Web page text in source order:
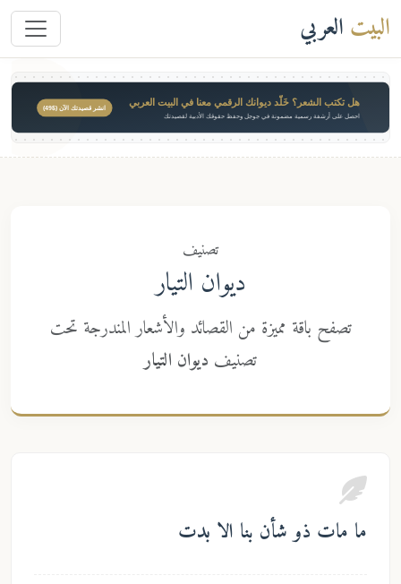
البيت العربي
هل تكتب الشعر؟ خَلّد ديوانك الرقمي معنا في البيت العربي
احصل على أرشفة رسمية مضمونة في جوجل وحفظ حقوقك الأدبية لقصيدتك
انشر قصيدتك الآن ($49)
تصنيف
ديوان التيار
تصفح باقة مميزة من القصائد والأشعار المندرجة تحت
تصنيف ديوان التيار
ما مات ذو شأن بنا الا بدت